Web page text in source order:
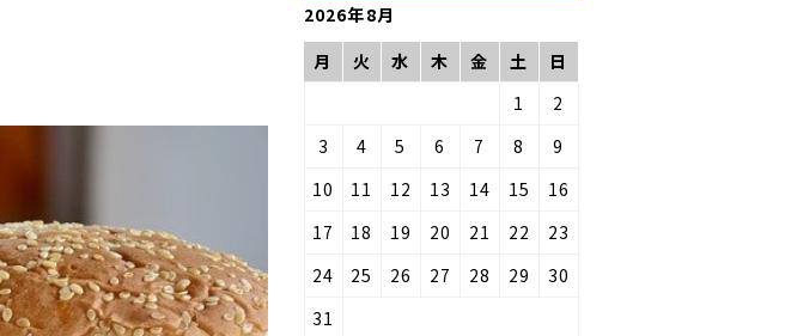
2026年8月
月
火 水 木 金 土
日
1
2
3
4 5 6 7 8
9
10
11 12 13 14 15
16
17
18 19 20 21 22
23
24
25 26 27 28 29
30
31